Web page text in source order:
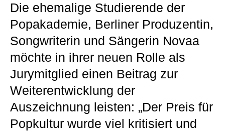
Die ehemalige Studierende der
Popakademie, Berliner Produzentin,
Songwriterin und Sängerin Novaa
möchte in ihrer neuen Rolle als
Jurymitglied einen Beitrag zur
Weiterentwicklung der
Auszeichnung leisten: „Der Preis für
Popkultur wurde viel kritisiert und